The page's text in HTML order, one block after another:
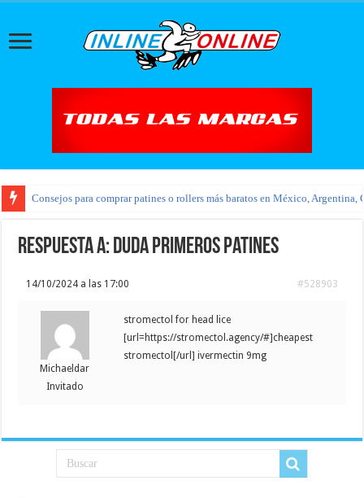
Consejos para comprar patines o rollers más baratos en México, Argentina,
Respuesta a: duda primeros patines
14/10/2024 a las 17:00 #528903
Michaeldar
Invitado
stromectol for head lice
[url=https://stromectol.agency/#]cheapest
stromectol[/url] ivermectin 9mg